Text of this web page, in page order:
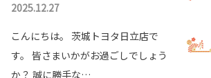
2025.12.27
こんにちは。 茨城トヨタ日立店で
す。 皆さまいかがお過ごしでしょう
か？ 誠に勝手な…